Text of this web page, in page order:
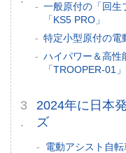
一般原付の「回生
「KS5 PRO」
特定小型原付の電
ハイパワー＆高性
「TROOPER-01」
2024年に日本
ズ
電動アシスト自転